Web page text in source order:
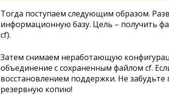
Тогда поступаем следующим образом.
информационную базу. Цель – получить
cf).
Затем снимаем неработающую
объединение с сохраненным файлом cf.
восстановлением поддержки. Не
резервную копию!